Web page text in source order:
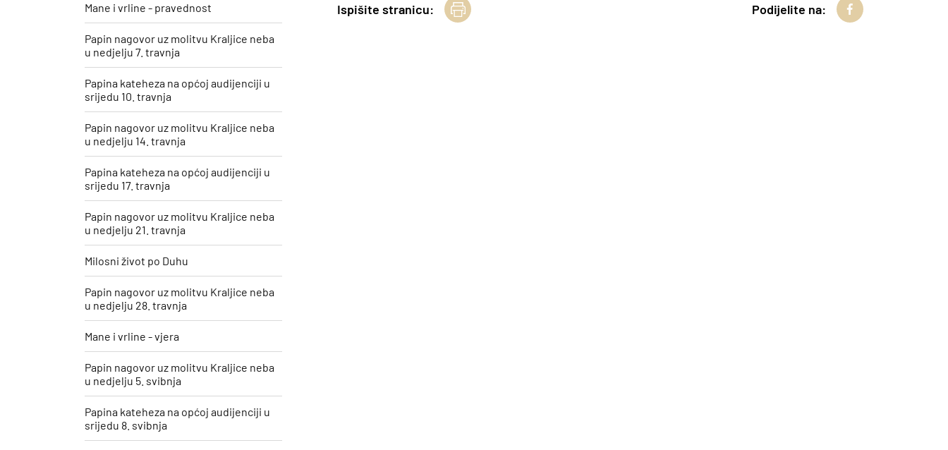
Mane i vrline - pravednost
Papin nagovor uz molitvu Kraljice neba
u nedjelju 7. travnja
Papina kateheza na općoj audijenciji u
srijedu 10. travnja
Papin nagovor uz molitvu Kraljice neba
u nedjelju 14. travnja
Papina kateheza na općoj audijenciji u
srijedu 17. travnja
Papin nagovor uz molitvu Kraljice neba
u nedjelju 21. travnja
Milosni život po Duhu
Papin nagovor uz molitvu Kraljice neba
u nedjelju 28. travnja
Mane i vrline - vjera
Papin nagovor uz molitvu Kraljice neba
u nedjelju 5. svibnja
Papina kateheza na općoj audijenciji u
srijedu 8. svibnja
Ispišite stranicu: Podijelite na: